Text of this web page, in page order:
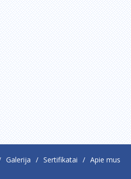
Galerija Sertifikatai Apie mus